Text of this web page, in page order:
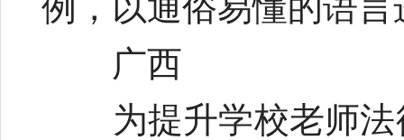
广西
为提升学校老师法